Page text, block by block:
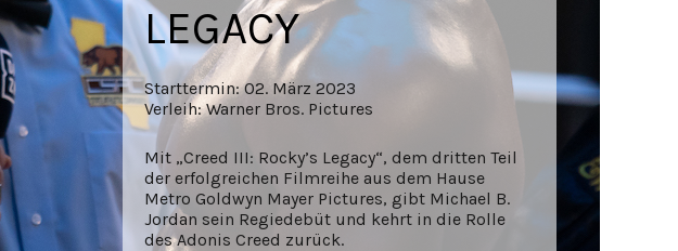
LEGACY
Starttermin: 02. März 2023
Verleih: Warner Bros. Pictures
Mit „Creed III: Rocky’s Legacy“, dem dritten Teil
der erfolgreichen Filmreihe aus dem Hause
Metro Goldwyn Mayer Pictures, gibt Michael B.
Jordan sein Regiedebüt und kehrt in die Rolle
des Adonis Creed zurück.